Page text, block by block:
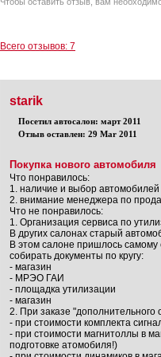
Всего отзывов: 7
starik
Посетил автосалон: март 2011
Отзыв оставлен: 29 Mar 2011
Покупка нового автомобиля
Что понравилось:
1. наличие и выбор автомобилей
2. внимание менеджера по
Что не понравилось:
1. Организация сервиса по
В других салонах старый
В этом салоне пришлось самому
собирать документы по кругу:
- магазин
- МРЭО ГАИ
- площадка утилизации
- магазин
2. При заказе
- при стоимости комплекта
- при стоимости магнитоллы в
подготовке атомобиля!)